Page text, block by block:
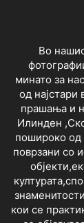
Во
минато за
од
прашања и
Илинден
пошироко од
поврзани со
кои се